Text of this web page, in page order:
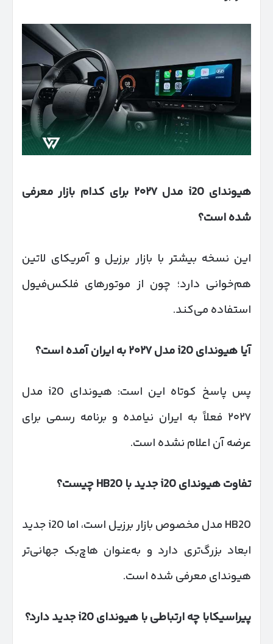
هیوندای i20 مدل۲۰۲۷ برای کدام بازار معرفی
شده است؟
این نسخه بیشتر با بازار برزیل و آمریکای لاتین
هم‌خوانی دارد؛ چون از موتورهای فلکس‌فیول
استفاده می‌کند.
آیا هیوندای i20 مدل ۲۰۲۷به ایران آمده است؟
پس پاسخ کوتاه این است: هیوندای i20 مدل
۲۰۲۷ فعلاً به ایران نیامده و برنامه رسمی برای
عرضه آن اعلام نشده است.
تفاوت هیوندای جدید با چیست؟
HB20 مدل مخصوص بازار برزیل است، اما i20 جدید
ابعاد بزرگ‌تری دارد و به‌عنوان هاچ‌بک جهانی‌تر
هیوندای معرفی شده است.
پیراسیکابا چه ارتباطی با هیوندای جدید دارد؟